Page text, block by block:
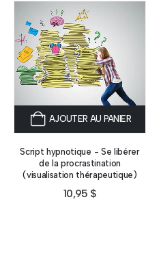
AJOUTER AU PANIER
Script hypnotique - Se libérer
de la procrastination
(visualisation thérapeutique)
10,95 $